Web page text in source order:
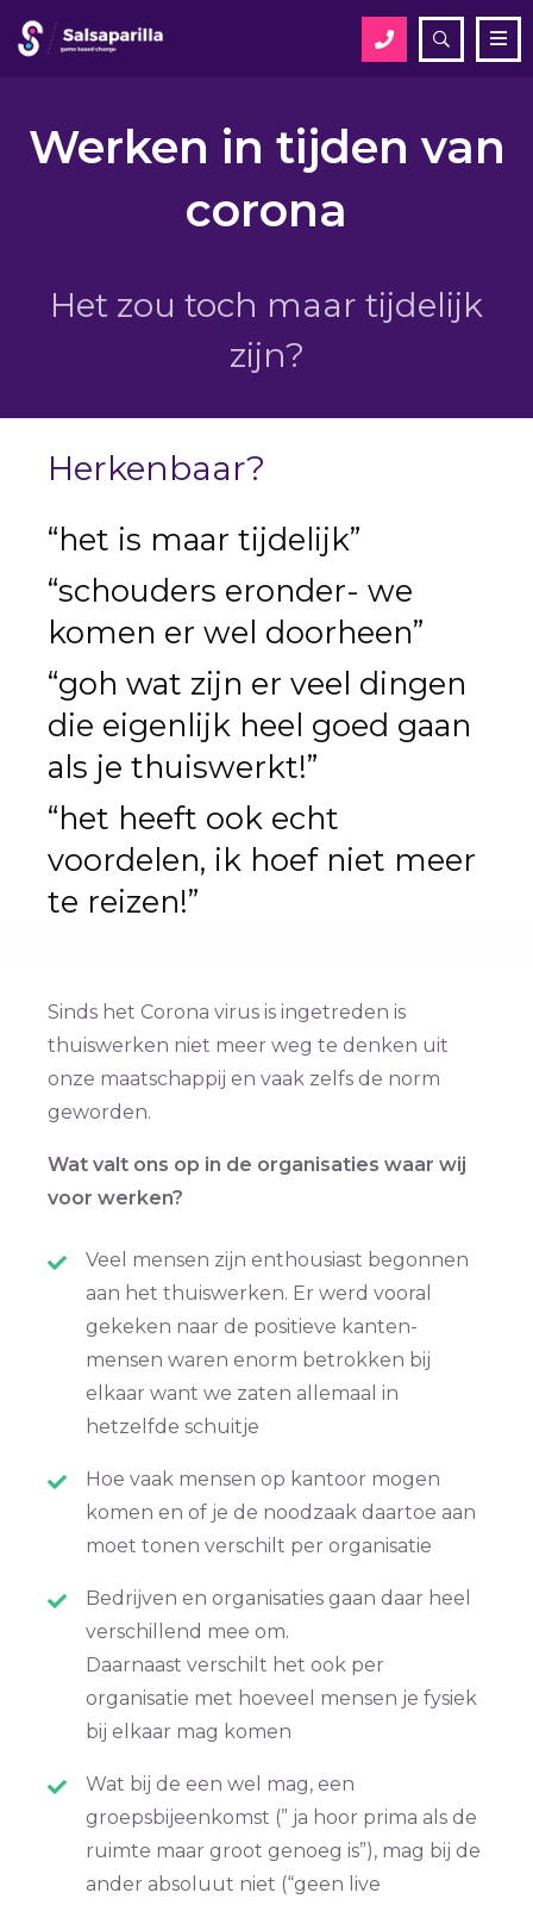
Open
zoekveld
Werken in tijden van
corona
Het zou toch maar tijdelijk
zijn?
Herkenbaar?
“het is maar tijdelijk”
“schouders eronder- we
komen er wel doorheen”
“goh wat zijn er veel dingen
die eigenlijk heel goed gaan
als je thuiswerkt!”
“het heeft ook echt
voordelen, ik hoef niet meer
te reizen!”
Sinds het Corona virus is ingetreden is
thuiswerken niet meer weg te denken uit
onze maatschappij en vaak zelfs de norm
geworden.
Wat valt ons op in de organisaties waar wij
voor werken?
Veel mensen zijn enthousiast begonnen
aan het thuiswerken. Er werd vooral
gekeken naar de positieve kanten-
mensen waren enorm betrokken bij
elkaar want we zaten allemaal in
hetzelfde schuitje
Hoe vaak mensen op kantoor mogen
komen en of je de noodzaak daartoe aan
moet tonen verschilt per organisatie
Bedrijven en organisaties gaan daar heel
verschillend mee om.
Daarnaast verschilt het ook per
organisatie met hoeveel mensen je fysiek
bij elkaar mag komen
Wat bij de een wel mag, een
groepsbijeenkomst (” ja hoor prima als de
ruimte maar groot genoeg is”), mag bij de
ander absoluut niet (“geen live